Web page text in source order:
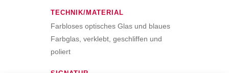
TECHNIK/MATERIAL
Farbloses optisches Glas und blaues
Farbglas, verklebt, geschliffen und
poliert